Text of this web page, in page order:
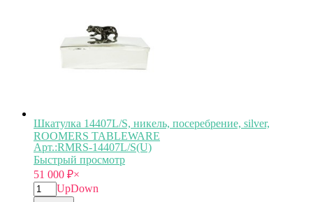
Шкатулка 14407L/S, никель, посеребрение, silver,
ROOMERS TABLEWARE
Арт.:RMRS-14407L/S(U)
Быстрый просмотр
51 000 ₽×
UpDown